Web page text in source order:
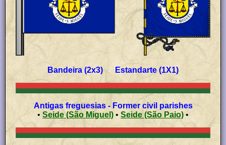
Bandeira (2x3) Estandarte (1X1)
Antigas freguesias - Former civil parishes
•
Seide (São Miguel) • Seide (São Paio)•